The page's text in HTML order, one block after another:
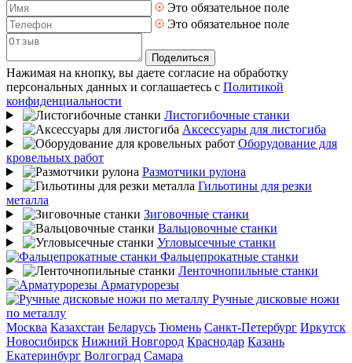
Это обязательное поле
Это обязательное поле
Поделиться
Нажимая на кнопку, вы даете согласие на обработку
персональных данных и соглашаетесь с Политикой
конфиденциальности
Листогибочные станки
Аксессуары для листогиба
Оборудование для
кровельных работ
Размотчики рулона
Гильотины для резки
металла
Зиговочные станки
Вальцовочные станки
Угловысечные станки
Фальцепрокатные станки
Ленточнопильные станки
Арматурорезы
Ручные дисковые ножи
по металлу
Москва Казахстан Беларусь Тюмень Санкт-Петербург Иркутск
Новосибирск Нижний Новгород Краснодар Казань
Екатеринбург Волгоград Самара